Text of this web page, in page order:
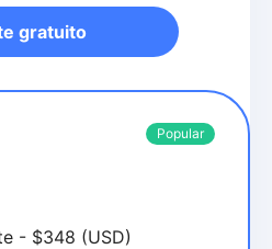
gratuito
Popular
- $348 (USD)